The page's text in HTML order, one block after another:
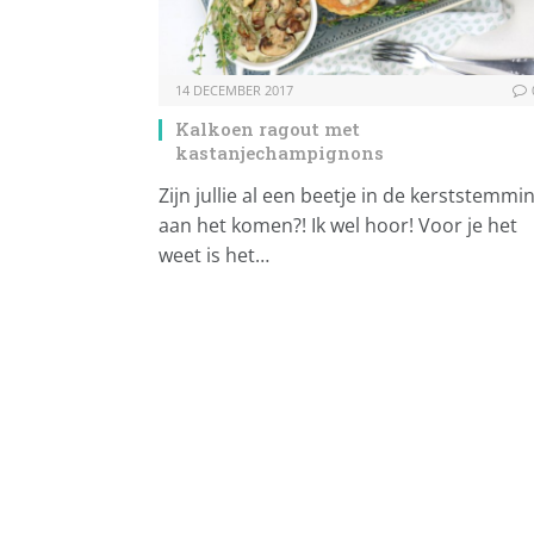
14 DECEMBER 2017
Kalkoen ragout met
kastanjechampignons
Zijn jullie al een beetje in de
aan het komen?! Ik wel hoor! Voor je het
weet is het…